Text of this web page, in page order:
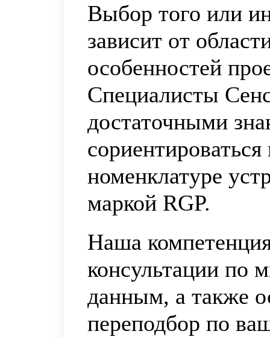
Выбор того или
зависит от
особенностей
Специалисты
достаточными
номенклатуре
маркой RGP.
Наша
консультации по
данным, а также
переподбор по